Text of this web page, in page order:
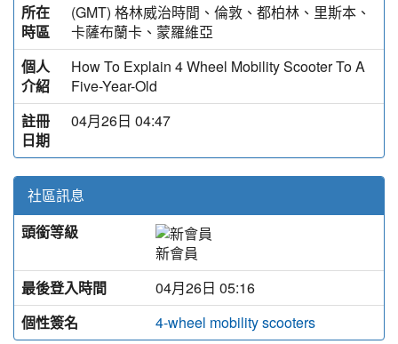
所在
時區
(GMT) 格林威治時間、倫敦、都柏林、里斯本、
卡薩布蘭卡、蒙羅維亞
個人
介紹
How To Explain 4 Wheel Mobility Scooter To A
Five-Year-Old
註冊
日期
04月26日 04:47
社區訊息
頭銜等級
新會員
最後登入時間
04月26日 05:16
個性簽名
4-wheel mobility scooters